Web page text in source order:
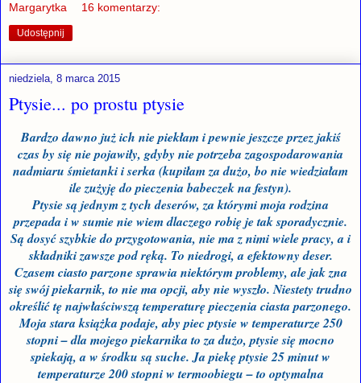
Margarytka 16 komentarzy:
Udostępnij
niedziela, 8 marca 2015
Ptysie... po prostu ptysie
Bardzo dawno już ich nie piekłam i pewnie jeszcze przez jakiś
czas by się nie pojawiły, gdyby nie potrzeba zagospodarowania
nadmiaru śmietanki i serka (kupiłam za dużo, bo nie wiedziałam
ile zużyję do pieczenia babeczek na festyn).
Ptysie są jednym z tych deserów, za którymi moja rodzina
przepada i w sumie nie wiem dlaczego robię je tak sporadycznie.
Są dosyć szybkie do przygotowania, nie ma z nimi wiele pracy, a i
składniki zawsze pod ręką. To niedrogi, a efektowny deser.
Czasem ciasto parzone sprawia niektórym problemy, ale jak zna
się swój piekarnik, to nie ma opcji, aby nie wyszło. Niestety trudno
określić tę najwłaściwszą temperaturę pieczenia ciasta parzonego.
Moja stara książka podaje, aby piec ptysie w temperaturze 250
stopni – dla mojego piekarnika to za dużo, ptysie się mocno
spiekają, a w środku są suche. Ja piekę ptysie 25 minut w
temperaturze 200 stopni w termoobiegu – to optymalna